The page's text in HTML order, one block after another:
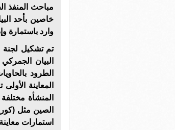
خاصين بأحد
وارد باستمارة
تم تشكيل
البيان
الطرود
المعاينة
المنشأة
الصين مثل
استمارات